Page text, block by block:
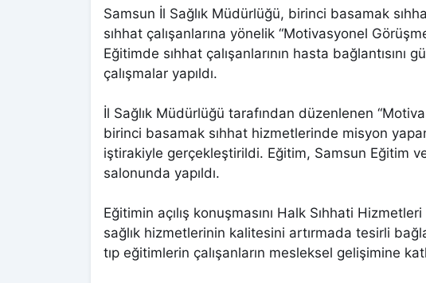
Samsun İl Sağlık Müdürlüğü, birinci basamak
sıhhat çalışanlarına yönelik “Motivasyonel
Eğitimde sıhhat çalışanlarının hasta bağlantısını
çalışmalar yapıldı.
İl Sağlık Müdürlüğü tarafından düzenlenen
birinci basamak sıhhat hizmetlerinde misyon
iştirakiyle gerçekleştirildi. Eğitim, Samsun Eğitim
salonunda yapıldı.
Eğitimin açılış konuşmasını Halk Sıhhati
sağlık hizmetlerinin kalitesini artırmada tesirli
tıp eğitimlerin çalışanların mesleksel gelişimine